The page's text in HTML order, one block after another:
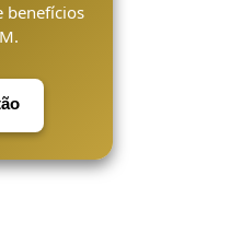
benefícios